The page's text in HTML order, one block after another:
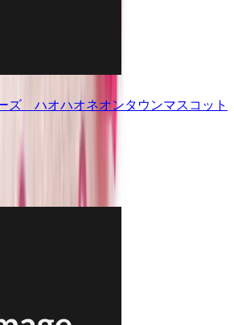
ズ ハオハオネオンタウンマスコット